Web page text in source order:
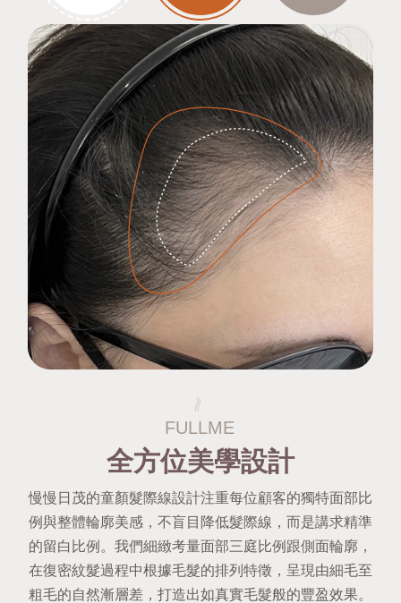
全方位美學設計
慢慢日茂的童顏髮際線設計注重每位顧客的獨特面部比
例與整體輪廓美感，不盲目降低髮際線，而是講求精準
的留白比例。我們細緻考量面部三庭比例跟側面輪廓，
在復密紋髮過程中根據毛髮的排列特徵，呈現由細毛至
粗毛的自然漸層差，打造出如真實毛髮般的豐盈效果。